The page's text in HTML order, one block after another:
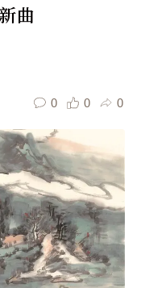
曲
0 0 0